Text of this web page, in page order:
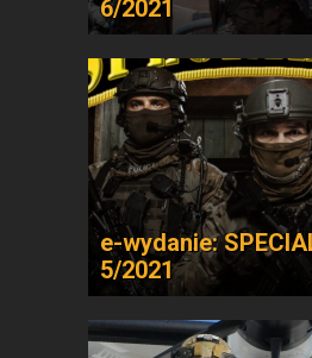
6/2021
e-wydanie:
5/2021